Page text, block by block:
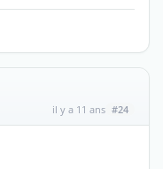
il y a 11 ans #24